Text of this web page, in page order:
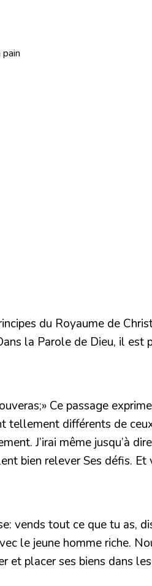
du Royaume de
la Parole de Dieu, il est
Ce passage
différents de
J’irai même jusqu’à
bien relever Ses défis. Et
vends tout ce que tu as,
le jeune homme riche.
et placer ses biens dans